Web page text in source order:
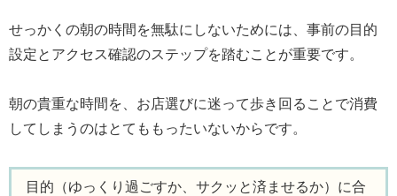
せっかくの朝の時間を無駄にしないためには、事前の目的
設定とアクセス確認のステップを踏むことが重要です。
朝の貴重な時間を、お店選びに迷って歩き回ることで消費
してしまうのはとてももったいないからです。
目的（ゆっくり過ごすか、サクッと済ませるか）に合